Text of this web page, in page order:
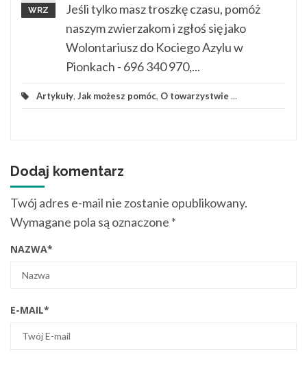
WRZ
Jeśli tylko masz troszkę czasu, pomóż
naszym zwierzakom i zgłoś się jako
Wolontariusz do Kociego Azylu w
Pionkach - 696 340 970,...
Artykuły, Jak możesz pomóc, O towarzystwie ...
Dodaj komentarz
Twój adres e-mail nie zostanie opublikowany.
Wymagane pola są oznaczone *
NAZWA*
E-MAIL*